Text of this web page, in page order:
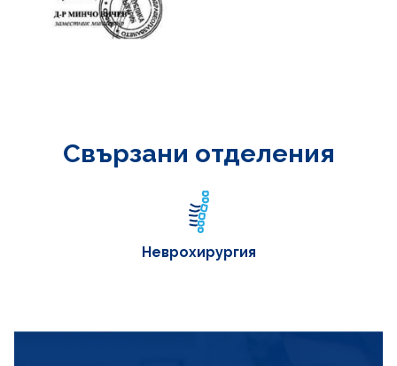
Свързани отделения
Неврохирургия